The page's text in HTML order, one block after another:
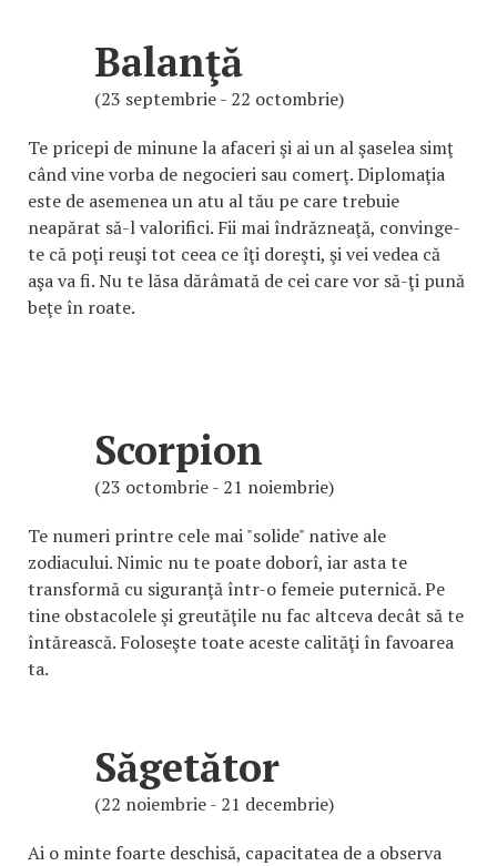
Balanţă
(23 septembrie - 22 octombrie)
Te pricepi de minune la afaceri şi ai un al şaselea simţ
când vine vorba de negocieri sau comerţ. Diplomaţia
este de asemenea un atu al tău pe care trebuie
neapărat să-l valorifici. Fii mai îndrăzneaţă, convinge-
te că poţi reuşi tot ceea ce îţi doreşti, şi vei vedea că
aşa va fi. Nu te lăsa dărâmată de cei care vor să-ţi pună
beţe în roate.
Scorpion
(23 octombrie - 21 noiembrie)
Te numeri printre cele mai "solide" native ale
zodiacului. Nimic nu te poate doborî, iar asta te
transformă cu siguranţă într-o femeie puternică. Pe
tine obstacolele şi greutăţile nu fac altceva decât să te
întărească. Foloseşte toate aceste calităţi în favoarea
ta.
Săgetător
(22 noiembrie - 21 decembrie)
Ai o minte foarte deschisă, capacitatea de a observa